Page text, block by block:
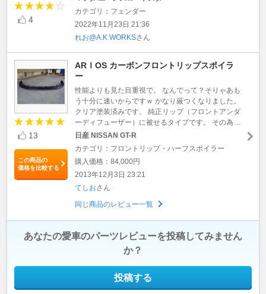
4
カテゴリ：フェンダー
2022年11月23日 21:36
れお@A.K WORKSさん
13
この商品の
価格を比較する
ARＩOS カーボンフロントリップスポイラ
ー
性能よりも見た目重視で。 なんでって？そりゃあも
う十分に速いからですｗ かなり厳つくなりました。
クリア塗装済みです。 純正リップ（フロントアンダ
ーディフューザー）に被せるタイプです。 その為 ...
日産 NISSAN GT-R
カテゴリ：フロントリップ・ハーフスポイラー
購入価格：84,000円
2013年12月3日 23:21
てしおさん
同じ商品のレビュー一覧
あなたの愛車のパーツレビューを投稿してみません
か？
投稿する